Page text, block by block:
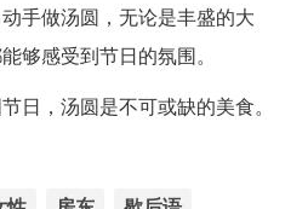
手做汤圆，无论是丰盛的大
够感受到节日的氛围。
日，汤圆是不可或缺的美食。